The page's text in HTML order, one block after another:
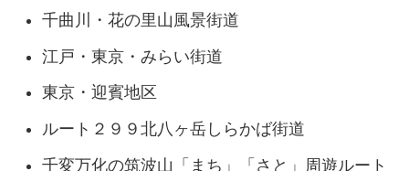
千曲川・花の里山風景街道
江戸・東京・みらい街道
東京・迎賓地区
ルート２９９北八ヶ岳しらかば街道
千変万化の筑波山「まち」「さと」周遊ルート